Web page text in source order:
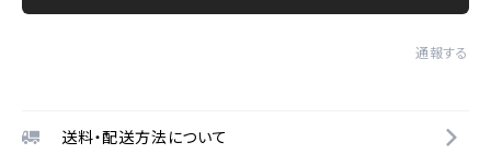
通報する
送料・配送方法について